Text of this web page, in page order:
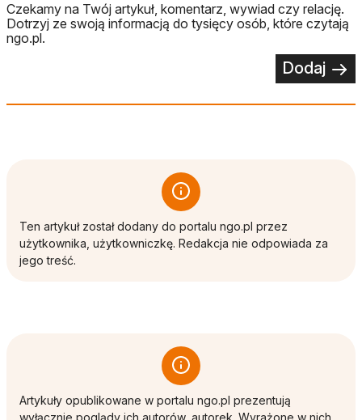
Czekamy na Twój artykuł, komentarz, wywiad czy relację.
Dotrzyj ze swoją informacją do tysięcy osób, które czytają
ngo.pl.
Dodaj
Ten artykuł został dodany do portalu ngo.pl przez
użytkownika, użytkowniczkę. Redakcja nie odpowiada za
jego treść.
Artykuły opublikowane w portalu ngo.pl prezentują
wyłącznie poglądy ich autorów, autorek. Wyrażone w nich